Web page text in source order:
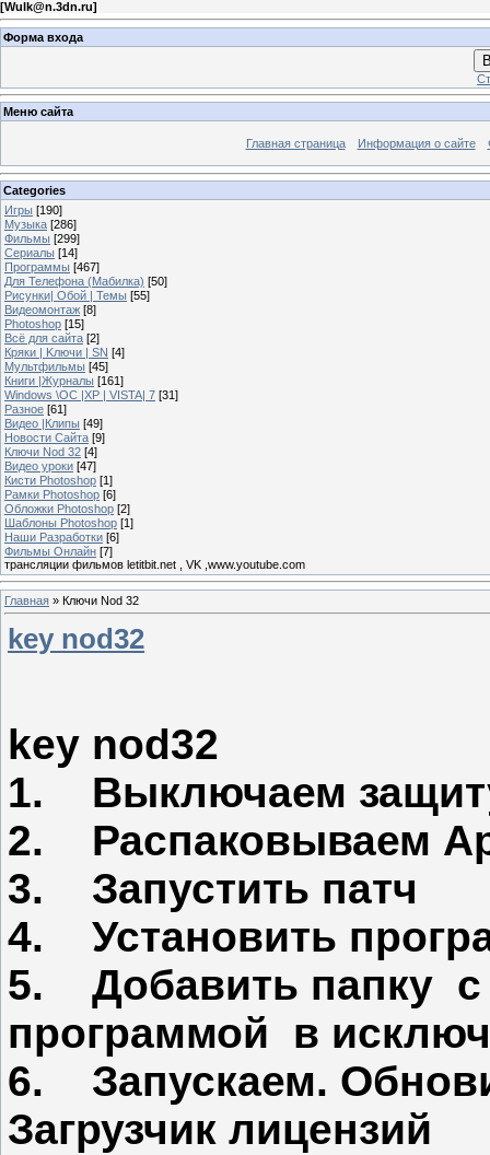
[Wulk@n.3dn.ru]
Форма входа
Меню сайта
Главная страница Информация о сайте
Categories
Игры [190]
Музыка [286]
Фильмы [299]
Сериалы [14]
Программы [467]
Для Телефона (Мабилка) [50]
Рисунки| Обой | Темы [55]
Видеомонтаж [8]
Photoshop [15]
Всё для сайта [2]
Кряки | Kлючи | SN [4]
Мультфильмы [45]
Книги |Журналы [161]
Windows \OC |XP | VISTA| 7 [31]
Разное [61]
Видео |Клипы [49]
Новости Сайта [9]
Ключи Nod 32 [4]
Видео уроки [47]
Кисти Photoshop [1]
Рамки Photoshop [6]
Обложки Photoshop [2]
Шаблоны Photoshop [1]
Наши Разработки [6]
Фильмы Онлайн [7]
трансляции фильмов letitbit.net , VK ,www.youtube.com
Главная » Ключи Nod 32
key nod32
key nod32
1. Выключаем
2. Распаковываем
3. Запустить патч
4. Установить
5. Добавить папку с
программой в
6. Запускаем.
Загрузчик лицензий